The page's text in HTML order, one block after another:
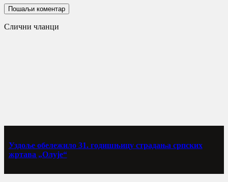
Слични чланци
Уздоље обележило 31. годишњицу страдања српских
жртава „Олује“